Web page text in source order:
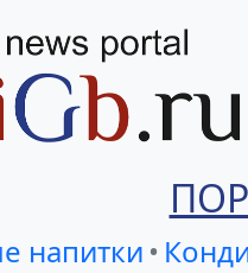
напитки •